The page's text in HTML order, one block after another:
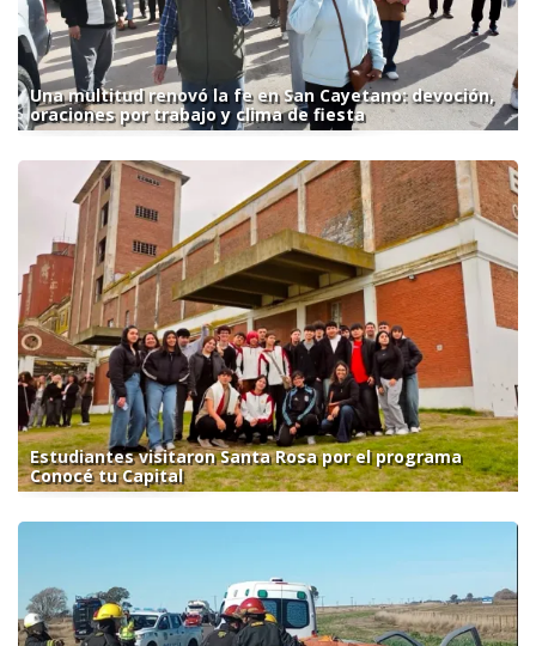
Una multitud renovó la fe en San Cayetano: devoción,
oraciones por trabajo y clima de fiesta
Estudiantes visitaron Santa Rosa por el programa
Conocé tu Capital